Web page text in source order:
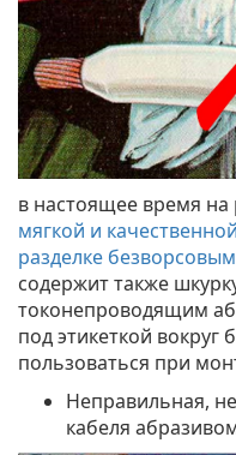
в настоящее время на
мягкой и
разделке
содержит также
токонепроводящим
под этикеткой
пользоваться при
Неправильная,
кабеля